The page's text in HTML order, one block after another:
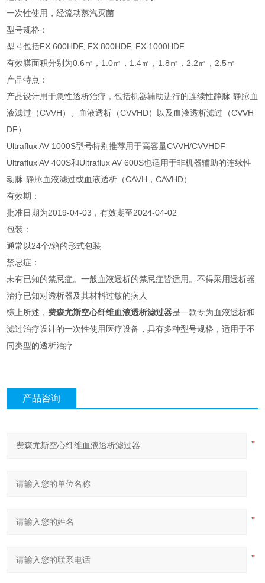
一次性使用，经流动蒸汽灭菌
型号规格：
型号包括FX 600HDF, FX 800HDF, FX 1000HDF
有效膜面积分别为0.6㎡，1.0㎡，1.4㎡，1.8㎡，2.2㎡，2.5㎡
产品特点：
产品设计用于急性透析治疗，包括机器辅助进行的连续性静脉-静脉血
液滤过（CVVH）、血液透析（CVVHD）以及血液透析滤过（CVVH
DF）
Ultraflux AV 1000S型号特别推荐用于高容量CVVH/CVVHDF
Ultraflux AV 400S和Ultraflux AV 600S也适用于非机器辅助的连续性
动脉-静脉血液滤过或血液透析（CAVH，CAVHD）
有效期：
批准日期为2019-04-03，有效期至2024-04-02
包装：
通常以24个/箱的形式包装
禁忌症：
未有已知的禁忌症。一般血液透析的禁忌症皆适用。不得采用透析器
治疗已知对透析器及其材料过敏的病人
综上所述，费森尤斯空心纤维血液透析滤过器是一款专为血液透析和
滤过治疗设计的一次性使用医疗设备，具有多种型号规格，适用于不
同类型的透析治疗
产品咨询